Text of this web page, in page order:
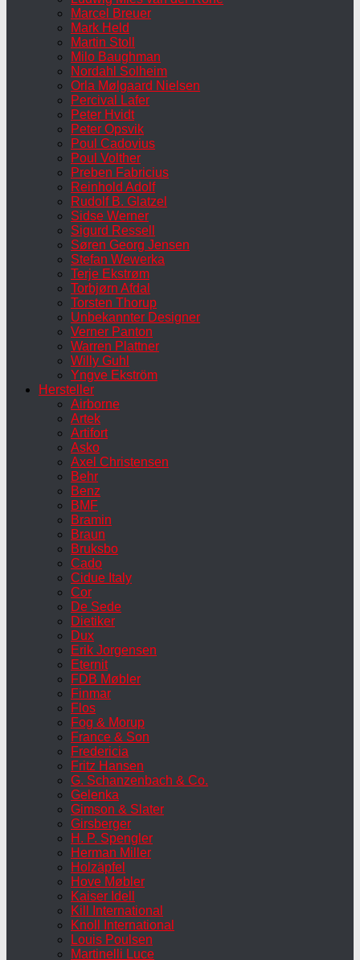
Marcel Breuer
Mark Held
Martin Stoll
Milo Baughman
Nordahl Solheim
Orla Mølgaard Nielsen
Percival Lafer
Peter Hvidt
Peter Opsvik
Poul Cadovius
Poul Volther
Preben Fabricius
Reinhold Adolf
Rudolf B. Glatzel
Sidse Werner
Sigurd Ressell
Søren Georg Jensen
Stefan Wewerka
Terje Ekstrøm
Torbjørn Afdal
Torsten Thorup
Unbekannter Designer
Verner Panton
Warren Plattner
Willy Guhl
Yngve Ekström
Hersteller
Airborne
Artek
Artifort
Asko
Axel Christensen
Behr
Benz
BMF
Bramin
Braun
Bruksbo
Cado
Cidue Italy
Cor
De Sede
Dietiker
Dux
Erik Jorgensen
Eternit
FDB Møbler
Finmar
Flos
Fog & Morup
France & Son
Fredericia
Fritz Hansen
G. Schanzenbach & Co.
Gelenka
Gimson & Slater
Girsberger
H. P. Spengler
Herman Miller
Holzäpfel
Hove Møbler
Kaiser Idell
Kill International
Knoll International
Louis Poulsen
Martinelli Luce